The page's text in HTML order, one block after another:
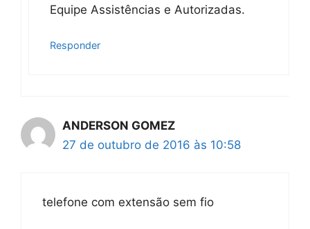
Equipe Assistências e Autorizadas.
Responder
ANDERSON GOMEZ
27 de outubro de 2016 às 10:58
telefone com extensão sem fio